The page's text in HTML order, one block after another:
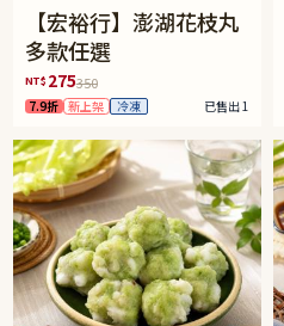
【宏裕行】澎湖花枝丸
多款任選
NT$ 275350
7.9折 新上架 冷凍 已售出 1